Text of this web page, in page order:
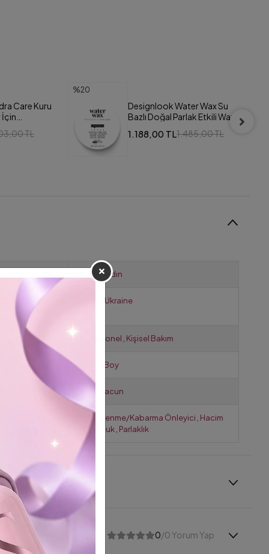
Wax Su
Etkili Wax
TL
%23
113 Purlés Exotic Body Scrub
Tüm Ciltler için Canlandırıcı
1.830,00 TL2.370,00 TL
Erkek ,Kadın
Gönderim
Ukraine
Kullanımı Profesyonel Kişisel Bakım
Ürün Boy Normal Boy
Şekillendirme Wax / Macun
Elektriklenme/Kabarma Önleyici Hacim
Dolgunluk, Parlaklık
0/0 Yorum Yap